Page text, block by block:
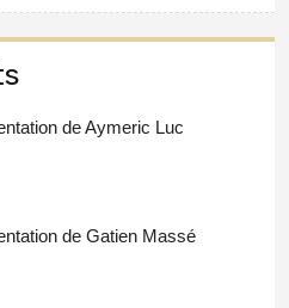
de Aymeric Luc
de Gatien Massé